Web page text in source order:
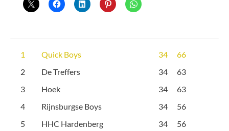
1 Quick Boys 34
66
2
De Treffers 34
63
3
Hoek 34
63
4
Rijnsburgse Boys 34
56
5
HHC Hardenberg 34
56